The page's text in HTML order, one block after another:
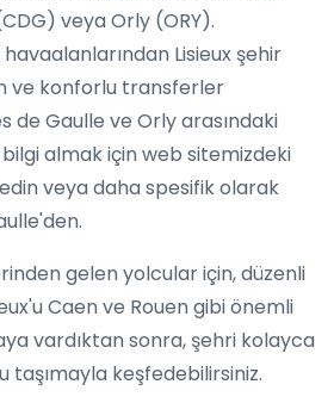
veya Orly (ORY).
Lisieux şehir
ve konforlu transferler
de Gaulle ve Orly arasındaki
almak için web sitemizdeki
veya daha spesifik olarak
gelen yolcular için, düzenli
Caen ve Rouen gibi önemli
vardıktan sonra, şehri kolayca
keşfedebilirsiniz.